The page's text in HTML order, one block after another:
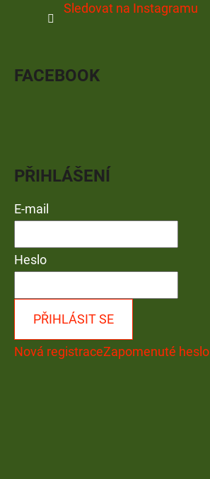
Sledovat na Instagramu
FACEBOOK
PŘIHLÁŠENÍ
E-mail
Heslo
PŘIHLÁSIT SE
Nová registraceZapomenuté heslo